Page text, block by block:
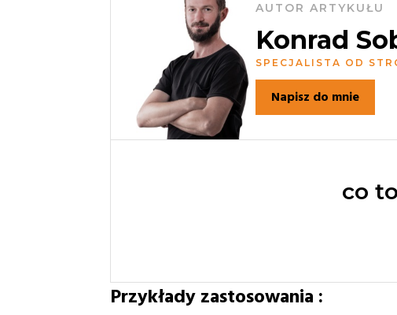
AUTOR ARTYKUŁU
Konrad
SPECJALISTA OD
Napisz do mnie
co
Przykłady zastosowania :